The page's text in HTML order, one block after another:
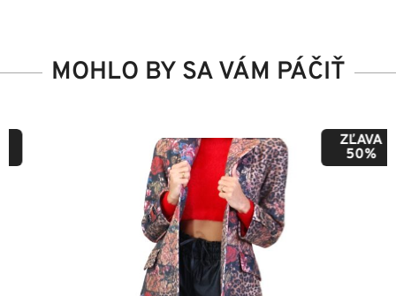
MOHLO BY SA VÁM PÁČIŤ
ZĽAVA
50%